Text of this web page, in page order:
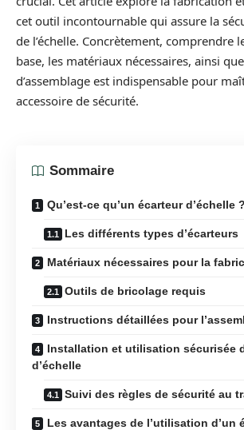
cet outil incontournable qui assure la
de l’échelle. Concrètement, comprendre
base, les matériaux nécessaires, ainsi
d’assemblage est indispensable pour
accessoire de sécurité.
Sommaire
Qu’est-ce qu’un écarteur d’échelle ?
Les différents types d’écarteurs
Matériaux nécessaires pour la
Outils de bricolage requis
Instructions détaillées pour
Installation et utilisation sécurisée
d’échelle
Suivi des règles de sécurité au
Les avantages de l’utilisation d’un